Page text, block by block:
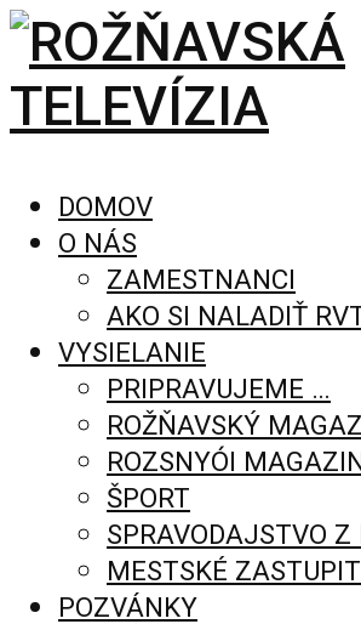
DOMOV
O NÁS
ZAMESTNANCI
AKO SI NALADIŤ
VYSIELANIE
PRIPRAVUJEME …
ROŽŇAVSKÝ
ROZSNYÓI
ŠPORT
SPRAVODAJSTVO Z
MESTSKÉ
POZVÁNKY